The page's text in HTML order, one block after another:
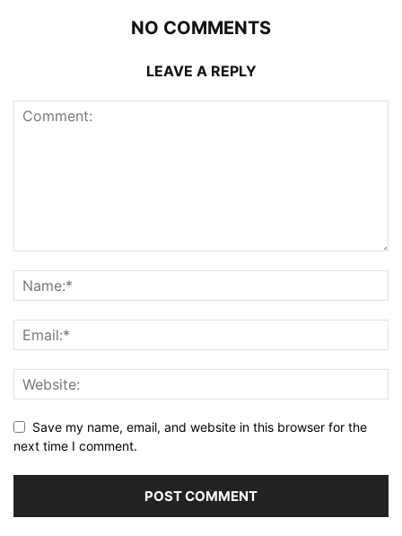
NO COMMENTS
LEAVE A REPLY
Save my name, email, and website in this browser for the
next time I comment.